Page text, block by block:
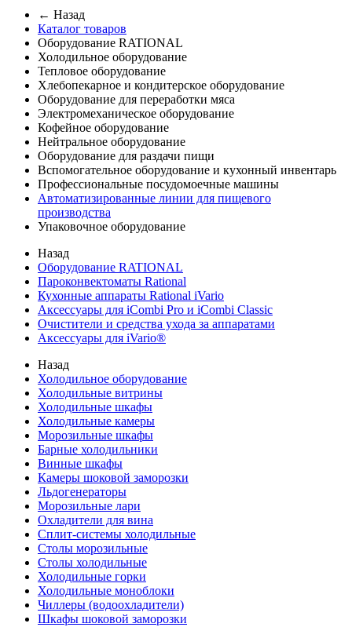
← Назад
Каталог товаров
Оборудование RATIONAL
Холодильное оборудование
Тепловое оборудование
Хлебопекарное и кондитерское оборудование
Оборудование для переработки мяса
Электромеханическое оборудование
Кофейное оборудование
Нейтральное оборудование
Оборудование для раздачи пищи
Вспомогательное оборудование и кухонный инвентарь
Профессиональные посудомоечные машины
Автоматизированные линии для пищевого
производства
Упаковочное оборудование
Назад
Оборудование RATIONAL
Пароконвектоматы Rational
Кухонные аппараты Rational iVario
Аксессуары для iCombi Pro и iCombi Classic
Очистители и средства ухода за аппаратами
Аксессуары для iVario®
Назад
Холодильное оборудование
Холодильные витрины
Холодильные шкафы
Холодильные камеры
Морозильные шкафы
Барные холодильники
Винные шкафы
Камеры шоковой заморозки
Льдогенераторы
Морозильные лари
Охладители для вина
Сплит-системы холодильные
Столы морозильные
Столы холодильные
Холодильные горки
Холодильные моноблоки
Чиллеры (водоохладители)
Шкафы шоковой заморозки